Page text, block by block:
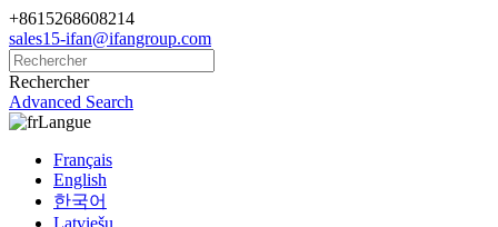
+8615268608214
sales15-ifan@ifangroup.com
Rechercher
Advanced Search
Langue
Français
English
한국어
Latviešu